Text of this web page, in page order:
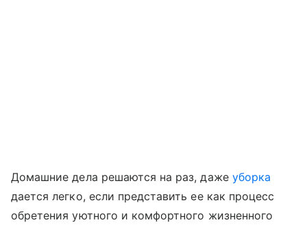
Домашние дела решаются на раз, даже уборка
дается легко, если представить ее как процесс
обретения уютного и комфортного жизненного